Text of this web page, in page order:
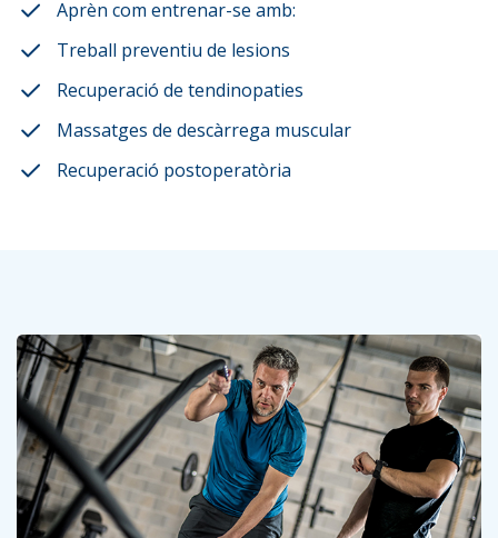
Aprèn com entrenar-se amb:
Treball preventiu de lesions
Recuperació de tendinopaties
Massatges de descàrrega muscular
Recuperació postoperatòria